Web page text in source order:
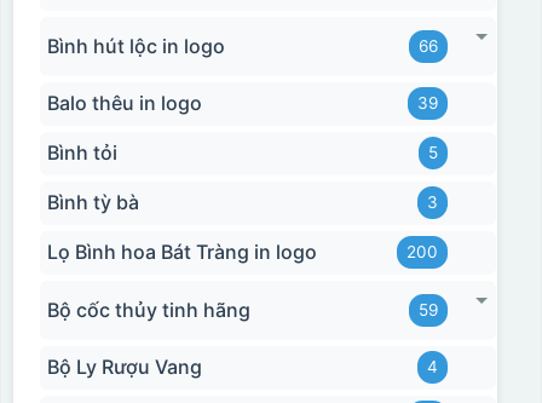
Bình hút lộc in logo 66
Balo thêu in logo 39
Bình tỏi 5
Bình tỳ bà 3
Lọ Bình hoa Bát Tràng in logo 200
Bộ cốc thủy tinh hãng 59
Bộ Ly Rượu Vang 4